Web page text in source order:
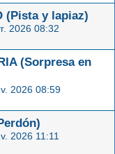
(Pista y lapiaz)
2026 08:32
(Sorpresa en
2026 08:59
2026 11:11